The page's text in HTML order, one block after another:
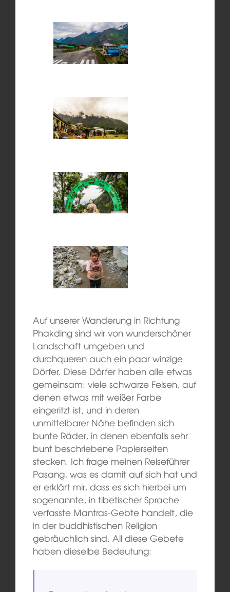
Auf unserer Wanderung in Richtung
Phakding sind wir von wunderschöner
Landschaft umgeben und
durchqueren auch ein paar winzige
Dörfer. Diese Dörfer haben alle etwas
gemeinsam: viele schwarze Felsen, auf
denen etwas mit weißer Farbe
eingeritzt ist, und in deren
unmittelbarer Nähe befinden sich
bunte Räder, in denen ebenfalls sehr
bunt beschriebene Papierseiten
stecken. Ich frage meinen Reiseführer
Pasang, was es damit auf sich hat und
er erklärt mir, dass es sich hierbei um
sogenannte, in tibetischer Sprache
verfasste Mantras-Gebte handelt, die
in der buddhistischen Religion
gebräuchlich sind. All diese Gebete
haben dieselbe Bedeutung: